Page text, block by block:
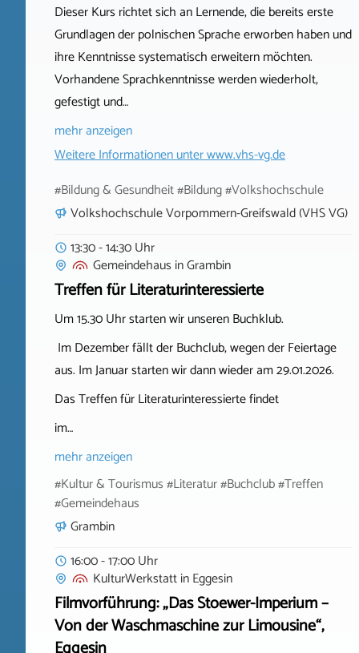
Dieser Kurs richtet sich an Lernende, die bereits erste
Grundlagen der polnischen Sprache erworben haben und
ihre Kenntnisse systematisch erweitern möchten.
Vorhandene Sprachkenntnisse werden wiederholt,
gefestigt und…
mehr anzeigen
Weitere Informationen unterwww.vhs-vg.de
#Bildung & Gesundheit #Bildung #Volkshochschule
Volkshochschule Vorpommern-Greifswald (VHS VG)
13:30 - 14:30 Uhr
Gemeindehaus inGrambin
Treffen für Literaturinteressierte
Um 15.30 Uhr starten wir unseren Buchklub.
Im Dezember fällt der Buchclub, wegen der Feiertage
aus. Im Januar starten wir dann wieder am 29.01.2026.
Das Treffen für Literaturinteressierte findet
im…
mehr anzeigen
#Kultur & Tourismus #Literatur #Buchclub #Treffen
#Gemeindehaus
Grambin
16:00 - 17:00 Uhr
KulturWerkstattinEggesin
Filmvorführung: „Das Stoewer-Imperium –
Von der Waschmaschine zur Limousine“,